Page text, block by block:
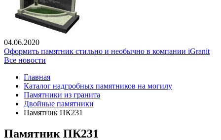
04.06.2020
Оформить памятник стильно и необычно в компании iGranit
Все новости
Главная
Каталог надгробных памятников на могилу
Памятники из гранита
Двойные памятники
Памятник ПК231
Памятник ПК231